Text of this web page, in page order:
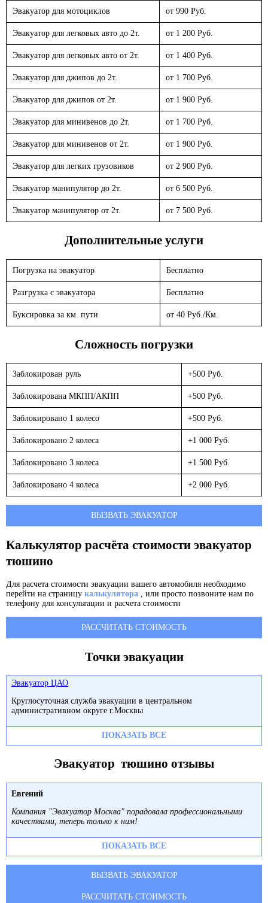
Эвакуатор для мотоциклов от 990 Руб.
Эвакуатор для легковых авто до 2т. от 1 200 Руб.
Эвакуатор для легковых авто от 2т. от 1 400 Руб.
Эвакуатор для джипов до 2т. от 1 700 Руб.
Эвакуатор для джипов от 2т. от 1 900 Руб.
Эвакуатор для минивенов до 2т. от 1 700 Руб.
Эвакуатор для минивенов от 2т. от 1 900 Руб.
Эвакуатор для легких грузовиков от 2 900 Руб.
Эвакуатор манипулятор до 2т. от 6 500 Руб.
Эвакуатор манипулятор от 2т. от 7 500 Руб.
Дополнительные услуги
Погрузка на эвакуатор Бесплатно
Разгрузка с эвакуатора Бесплатно
Буксировка за км. пути от 40 Руб./Км.
Сложность погрузки
Заблокирован руль +500 Руб.
Заблокирована МКПП/АКПП +500 Руб.
Заблокировано 1 колесо +500 Руб.
Заблокировано 2 колеса +1 000 Руб.
Заблокировано 3 колеса +1 500 Руб.
Заблокировано 4 колеса +2 000 Руб.
ВЫЗВАТЬ ЭВАКУАТОР
Калькулятор расчёта стоимости эвакуатор
тюшино
Для расчета стоимости эвакуации вашего автомобиля необходимо
перейти на страницу калькулятора , или просто позвоните нам по
телефону для консультации и расчета стоимости
РАССЧИТАТЬ СТОИМОСТЬ
Точки эвакуации
Эвакуатор ЦАО
Круглосуточная служба эвакуации в центральном
административном округе г.Москвы
ПОКАЗАТЬ ВСЕ
Эвакуатор тюшино отзывы
Евгений
Компания "Эвакуатор Москва" порадовала профессиональными
качествами, теперь только к ним!
ПОКАЗАТЬ ВСЕ
ВЫЗВАТЬ ЭВАКУАТОР
РАССЧИТАТЬ СТОИМОСТЬ